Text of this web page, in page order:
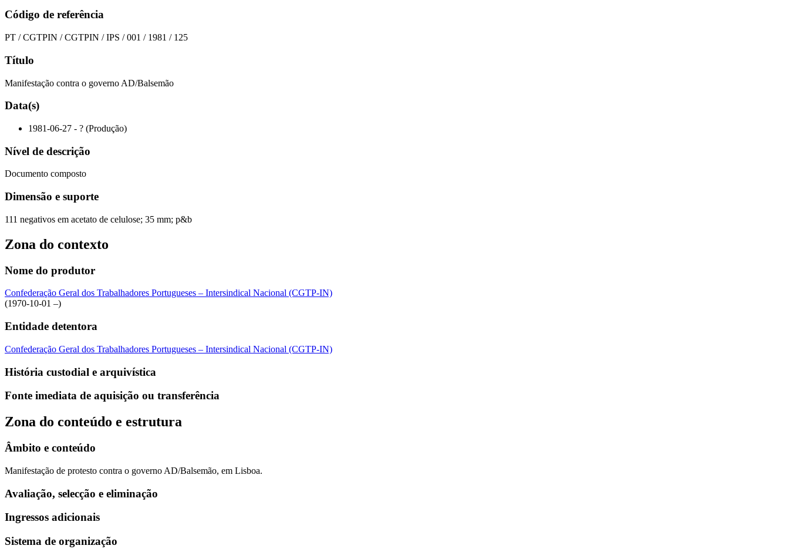
Código de referência
PT / CGTPIN / CGTPIN / IPS / 001 / 1981 / 125
Título
Manifestação contra o governo AD/Balsemão
Data(s)
1981-06-27 - ? (Produção)
Nível de descrição
Documento composto
Dimensão e suporte
111 negativos em acetato de celulose; 35 mm; p&b
Zona do contexto
Nome do produtor
Confederação Geral dos Trabalhadores Portugueses – Intersindical Nacional (CGTP-IN)
(1970-10-01 –)
Entidade detentora
Confederação Geral dos Trabalhadores Portugueses – Intersindical Nacional (CGTP-IN)
História custodial e arquivística
Fonte imediata de aquisição ou transferência
Zona do conteúdo e estrutura
Âmbito e conteúdo
Manifestação de protesto contra o governo AD/Balsemão, em Lisboa.
Avaliação, selecção e eliminação
Ingressos adicionais
Sistema de organização